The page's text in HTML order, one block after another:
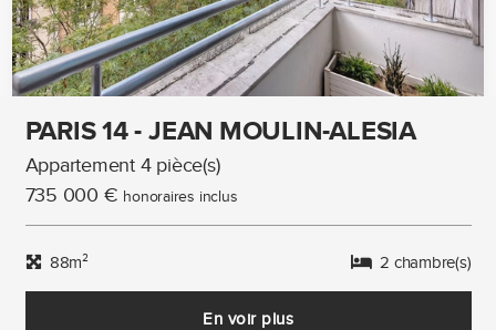
PARIS 14 - JEAN MOULIN-ALESIA
Appartement 4 pièce(s)
735 000 € honoraires inclus
88m² 2 chambre(s)
En voir plus